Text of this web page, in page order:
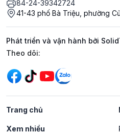
84-24-39342724
41-43 phố Bà Triệu, phường
Phát triển và vận hành bởi
Mạng xã hội
Theo dõi:
Trang chủ
Xem nhiều